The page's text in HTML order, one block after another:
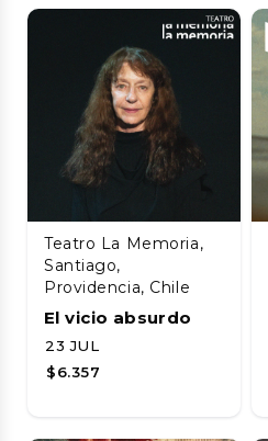
Teatro La Memoria,
Santiago,
Providencia, Chile
El vicio absurdo
23 JUL
$6.357